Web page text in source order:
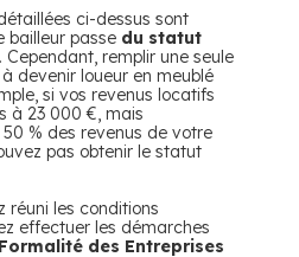
ci-dessus sont
bailleur passe du statut
. Cependant, remplir une seule
devenir loueur en meublé
si vos revenus locatifs
à 23 000 €, mais
% des revenus de votre
pas obtenir le statut
réuni les conditions
effectuer les démarches
des Entreprises